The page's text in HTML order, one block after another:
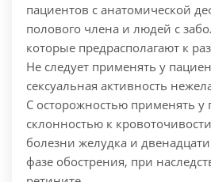
пациентов с анатомической
полового члена и людей с
которые предрасполагают к
Не следует применять у
сексуальная активность
С осторожностью применять у
склонностью к
болезни желудка и
фазе обострения, при